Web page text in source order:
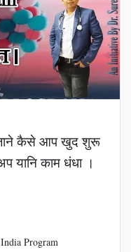
कैसे आप खुद शुरू
यानि काम धंधा ।
Program